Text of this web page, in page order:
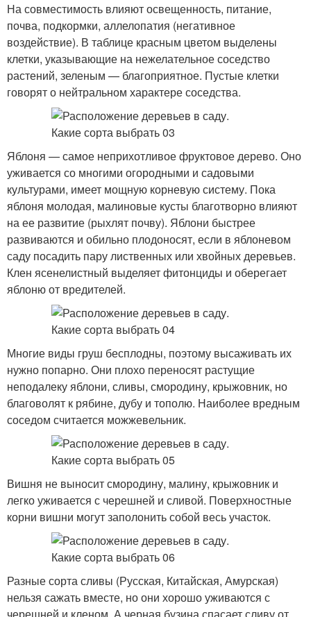
На совместимость влияют освещенность, питание,
почва, подкормки, аллелопатия (негативное
воздействие). В таблице красным цветом выделены
клетки, указывающие на нежелательное соседство
растений, зеленым — благоприятное. Пустые клетки
говорят о нейтральном характере соседства.
Яблоня — самое неприхотливое фруктовое дерево. Оно
уживается со многими огородными и садовыми
культурами, имеет мощную корневую систему. Пока
яблоня молодая, малиновые кусты благотворно влияют
на ее развитие (рыхлят почву). Яблони быстрее
развиваются и обильно плодоносят, если в яблоневом
саду посадить пару лиственных или хвойных деревьев.
Клен ясенелистный выделяет фитонциды и оберегает
яблоню от вредителей.
Многие виды груш бесплодны, поэтому высаживать их
нужно попарно. Они плохо переносят растущие
неподалеку яблони, сливы, смородину, крыжовник, но
благоволят к рябине, дубу и тополю. Наиболее вредным
соседом считается можжевельник.
Вишня не выносит смородину, малину, крыжовник и
легко уживается с черешней и сливой. Поверхностные
корни вишни могут заполонить собой весь участок.
Разные сорта сливы (Русская, Китайская, Амурская)
нельзя сажать вместе, но они хорошо уживаются с